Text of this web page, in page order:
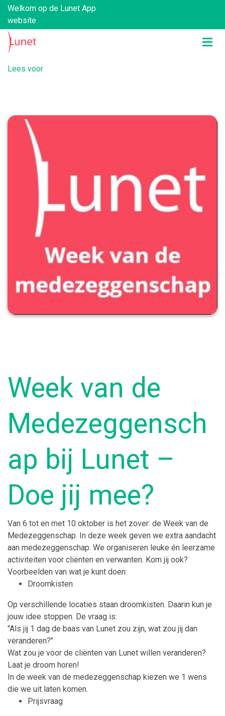
Welkom op de Lunet App
website
Lees voor
Week van de
Medezeggensch
ap bij Lunet –
Doe jij mee?
Van 6 tot en met 10 oktober is het zover: de Week van de
Medezeggenschap. In deze week geven we extra aandacht
aan medezeggenschap. We organiseren leuke én leerzame
activiteiten voor cliënten en verwanten. Kom jij ook?
Voorbeelden van wat je kunt doen:
Droomkisten
Op verschillende locaties staan droomkisten. Daarin kun je
jouw idee stoppen. De vraag is:
"Als jij 1 dag de baas van Lunet zou zijn, wat zou jij dan
veranderen?"
Wat zou je voor de cliënten van Lunet willen veranderen?
Laat je droom horen!
In de week van de medezeggenschap kiezen we 1 wens
die we uit laten komen.
Prijsvraag